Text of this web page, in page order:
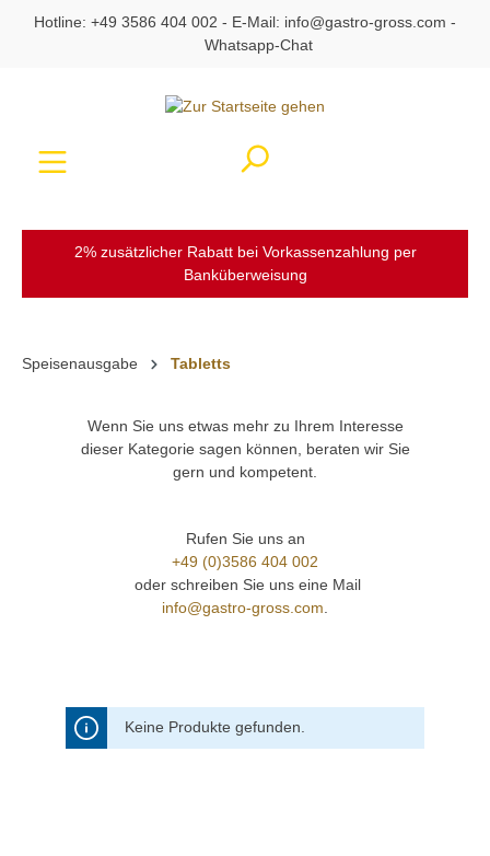
springen
Hotline: +49 3586 404 002 - E-Mail: info@gastro-gross.com -
Whatsapp-Chat
2% zusätzlicher Rabatt bei Vorkassenzahlung per
Banküberweisung
Speisenausgabe Tabletts
Wenn Sie uns etwas mehr zu Ihrem Interesse
dieser Kategorie sagen können, beraten wir Sie
gern und kompetent.
Rufen Sie uns an
+49 (0)3586 404 002
oder schreiben Sie uns eine Mail
info@gastro-gross.com
Keine Produkte gefunden.